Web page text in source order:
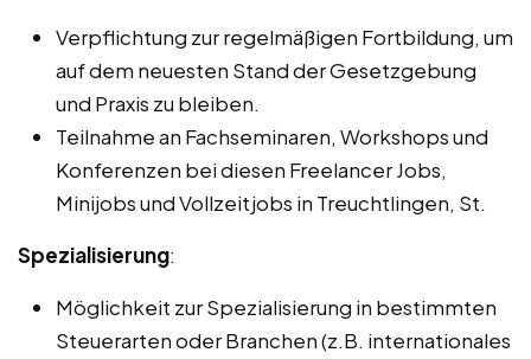
Verpflichtung zur regelmäßigen Fortbildung, um
auf dem neuesten Stand der Gesetzgebung
und Praxis zu bleiben.
Teilnahme an Fachseminaren, Workshops und
Konferenzen bei diesen Freelancer Jobs,
Minijobs und Vollzeitjobs in Treuchtlingen, St.
Spezialisierung:
Möglichkeit zur Spezialisierung in bestimmten
Steuerarten oder Branchen (z.B. internationales